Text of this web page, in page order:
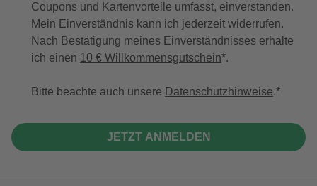
Coupons und Kartenvorteile umfasst, einverstanden.
Mein Einverständnis kann ich jederzeit widerrufen.
Nach Bestätigung meines Einverständnisses erhalte
ich einen 10 € Willkommensgutschein*.
Bitte beachte auch unsere Datenschutzhinweise.
JETZT ANMELDEN